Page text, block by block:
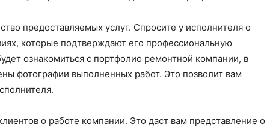
предоставляемых услуг. Спросите у исполнителя о
которые подтверждают его профессиональную
ознакомиться с портфолио ремонтной компании, в
фотографии выполненных работ. Это позволит вам
о работе компании. Это даст вам представление о